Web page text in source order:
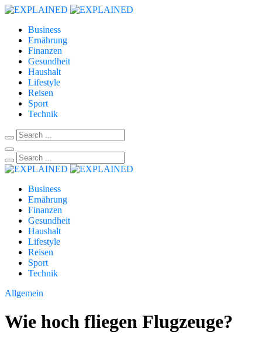
Business
Ernährung
Finanzen
Gesundheit
Haushalt
Lifestyle
Reisen
Sport
Technik
Business
Ernährung
Finanzen
Gesundheit
Haushalt
Lifestyle
Reisen
Sport
Technik
Allgemein
Wie hoch fliegen Flugzeuge?